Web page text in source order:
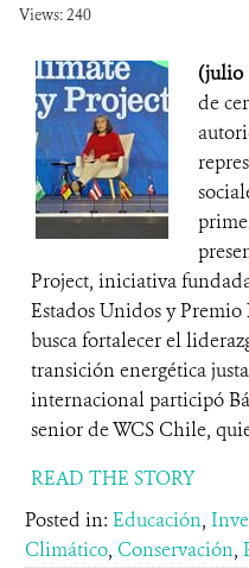
Views: 240
(julio
de
Project, iniciativa
Estados Unidos y
busca fortalecer el
transición energética
internacional participó
senior de WCS Chile,
READ THE STORY
Posted in: Educación,
Climático, Conservación,